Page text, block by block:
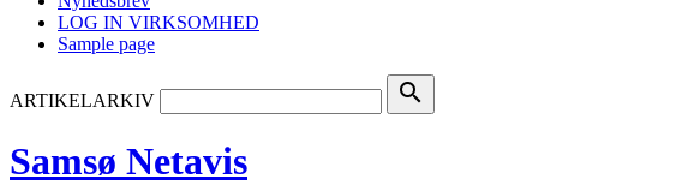
LOG IN VIRKSOMHED
Sample page
ARTIKELARKIV search
Samsø Netavis